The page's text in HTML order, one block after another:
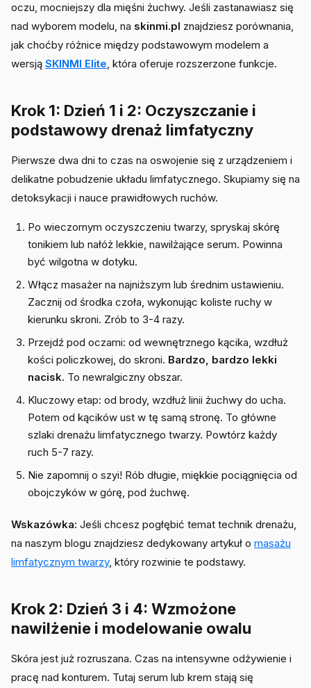
oczu, mocniejszy dla mięśni żuchwy. Jeśli zastanawiasz się
nad wyborem modelu, na skinmi.pl znajdziesz porównania,
jak choćby różnice między podstawowym modelem a
wersją SKINMI Elite, która oferuje rozszerzone funkcje.
Krok 1: Dzień 1 i 2: Oczyszczanie i
podstawowy drenaż limfatyczny
Pierwsze dwa dni to czas na oswojenie się z urządzeniem i
delikatne pobudzenie układu limfatycznego. Skupiamy się na
detoksykacji i nauce prawidłowych ruchów.
Po wieczornym oczyszczeniu twarzy, spryskaj skórę
tonikiem lub nałóż lekkie, nawilżające serum. Powinna
być wilgotna w dotyku.
Włącz masażer na najniższym lub średnim ustawieniu.
Zacznij od środka czoła, wykonując koliste ruchy w
kierunku skroni. Zrób to 3-4 razy.
Przejdź pod oczami: od wewnętrznego kącika, wzdłuż
kości policzkowej, do skroni. Bardzo, bardzo lekki
nacisk. To newralgiczny obszar.
Kluczowy etap: od brody, wzdłuż linii żuchwy do ucha.
Potem od kącików ust w tę samą stronę. To główne
szlaki drenażu limfatycznego twarzy. Powtórz każdy
ruch 5-7 razy.
Nie zapomnij o szyi! Rób długie, miękkie pociągnięcia od
obojczyków w górę, pod żuchwę.
Wskazówka: Jeśli chcesz pogłębić temat technik drenażu,
na naszym blogu znajdziesz dedykowany artykuł o masażu
limfatycznym twarzy, który rozwinie te podstawy.
Krok 2: Dzień 3 i 4: Wzmożone
nawilżenie i modelowanie owalu
Skóra jest już rozruszana. Czas na intensywne odżywienie i
pracę nad konturem. Tutaj serum lub krem stają się